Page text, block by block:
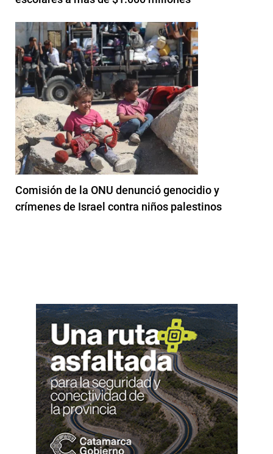
Comisión de la ONU denunció genocidio y
crímenes de Israel contra niños palestinos